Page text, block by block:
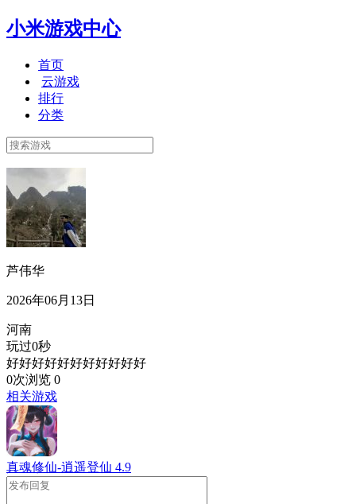
小米游戏中心
首页
云游戏
排行
分类
芦伟华
2026年06月13日
河南
玩过0秒
好好好好好好好好好好好
0次浏览 0
相关游戏
真魂修仙-逍遥登仙 4.9